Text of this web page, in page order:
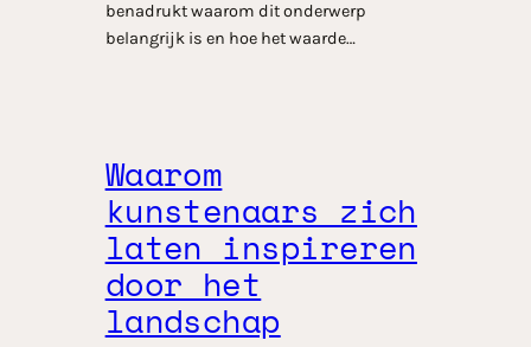
benadrukt waarom dit onderwerp
belangrijk is en hoe het waarde…
Waarom
kunstenaars zich
laten inspireren
door het
landschap